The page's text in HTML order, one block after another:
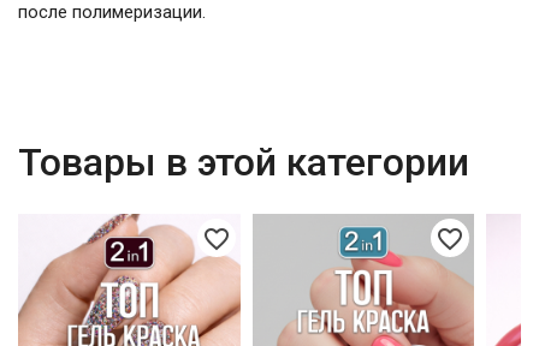
после полимеризации.
Товары в этой категории
favorite_border favorite_border